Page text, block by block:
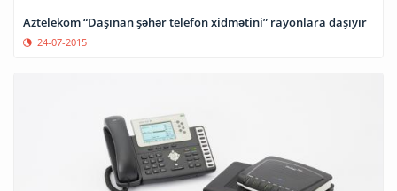
Aztelekom “Daşınan şəhər telefon xidmətini” rayonlara daşıyır
24-07-2015